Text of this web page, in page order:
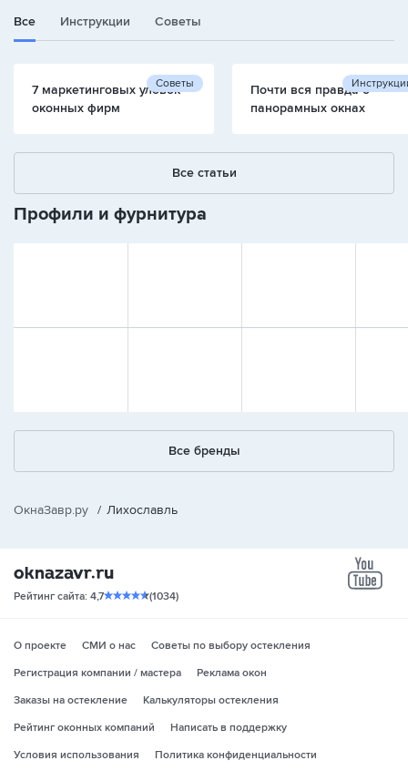
Все Инструкции Советы
Советы
7 маркетинговых уловок
оконных фирм
Почти вся правда о
панорамных окнах
Все статьи
Профили и фурнитура
Все бренды
ОкнаЗавр.ру / Лихославль
Рейтинг сайта: 4,7 (1034)
О проекте СМИ о нас
Советы по выбору остекления
Регистрация компании / мастера
Реклама окон
Заказы на остекление
Калькуляторы остекления
Рейтинг оконных компаний
Написать в поддержку
Условия использования
Политика конфиденциальности